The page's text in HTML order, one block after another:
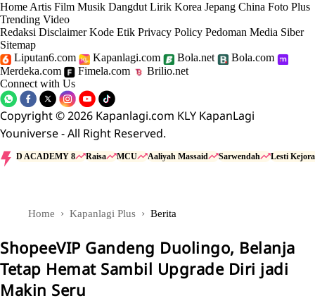
Home Artis Film Musik Dangdut Lirik Korea Jepang China Foto Plus
Trending Video
Redaksi Disclaimer Kode Etik Privacy Policy Pedoman Media Siber
Sitemap
Liputan6.com
Kapanlagi.com Bola.net
Bola.com
Merdeka.com
Fimela.com
Brilio.net
Connect with Us
Copyright © 2026 Kapanlagi.com KLY KapanLagi
Youniverse - All Right Reserved.
D ACADEMY 8 Raisa MCU Aaliyah Massaid Sarwendah Lesti Kejora
Home Kapanlagi Plus Berita
ShopeeVIP Gandeng Duolingo, Belanja
Tetap Hemat Sambil Upgrade Diri jadi
Makin Seru